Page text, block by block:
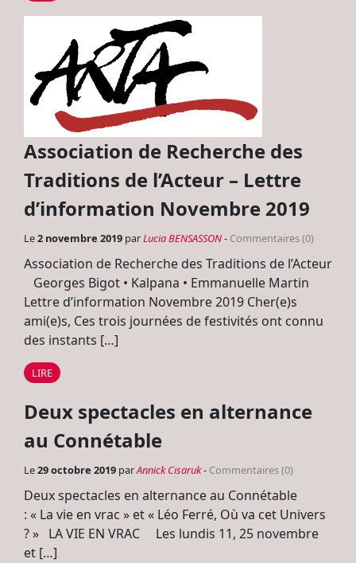
Association de Recherche des
Traditions de l’Acteur – Lettre
d’information Novembre 2019
Le2 novembre 2019 parLucia BENSASSON- Commentaires (0)
Association de Recherche des Traditions de l’Acteur
Georges Bigot • Kalpana • Emmanuelle Martin
Lettre d’information Novembre 2019 Cher(e)s
ami(e)s, Ces trois journées de festivités ont connu
des instants […]
LIRE
Deux spectacles en alternance
au Connétable
Le29 octobre 2019 parAnnick Cisaruk- Commentaires (0)
Deux spectacles en alternance au Connétable
: « La vie en vrac » et « Léo Ferré, Où va cet Univers
? » LA VIE EN VRAC Les lundis 11, 25 novembre
et […]